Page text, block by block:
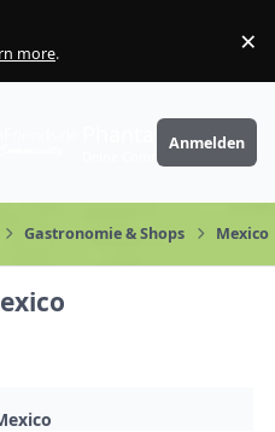
more. ×
PhantaFriends.de
Anmelden
Gastronomie & Shops Mexico